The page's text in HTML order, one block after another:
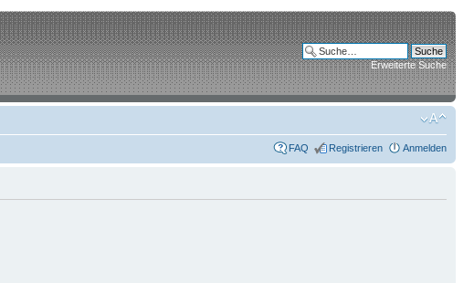
Erweiterte Suche
FAQ Registrieren Anmelden